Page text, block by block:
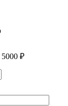
5000 ₽